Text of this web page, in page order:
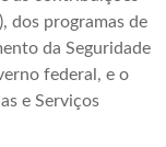
dos programas de
da Seguridade
federal, e o
e Serviços